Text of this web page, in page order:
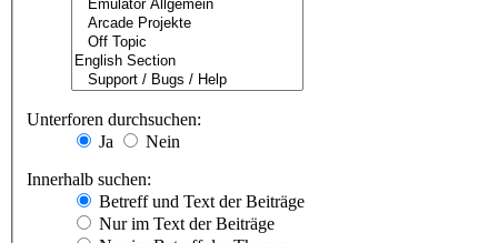
Unterforen durchsuchen:
Ja
Nein
Innerhalb suchen:
Betreff und Text der Beiträge
Nur im Text der Beiträge